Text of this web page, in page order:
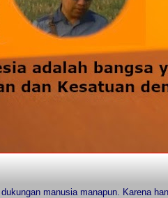
manusia manapun. Karena